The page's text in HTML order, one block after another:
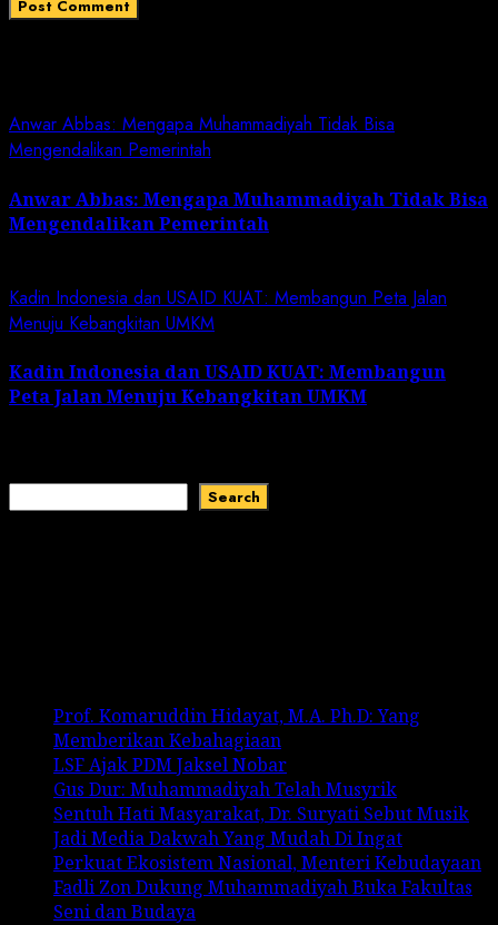
Anwar Abbas: Mengapa Muhammadiyah Tidak Bisa
Mengendalikan Pemerintah
Anwar Abbas: Mengapa Muhammadiyah Tidak Bisa
Mengendalikan Pemerintah
Kadin Indonesia dan USAID KUAT: Membangun Peta Jalan
Menuju Kebangkitan UMKM
Kadin Indonesia dan USAID KUAT: Membangun
Peta Jalan Menuju Kebangkitan UMKM
Search
Prof. Komaruddin Hidayat, M.A. Ph.D: Yang
Memberikan Kebahagiaan
LSF Ajak PDM Jaksel Nobar
Gus Dur: Muhammadiyah Telah Musyrik
Sentuh Hati Masyarakat, Dr. Suryati Sebut Musik
Jadi Media Dakwah Yang Mudah Di Ingat
Perkuat Ekosistem Nasional, Menteri Kebudayaan
Fadli Zon Dukung Muhammadiyah Buka Fakultas
Seni dan Budaya